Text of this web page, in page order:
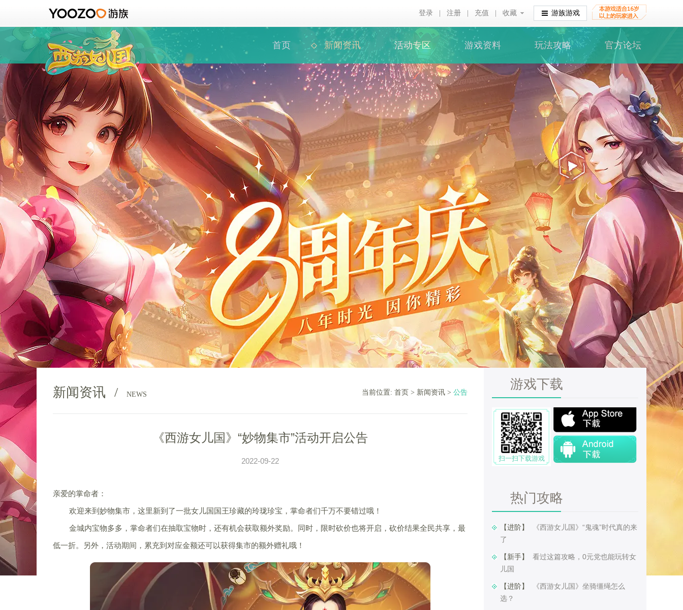
登录 注册 充值 收藏
收藏 游族游戏
首页 新闻资讯 活动专区 游戏资料 玩法攻略 官方论坛
新闻资讯 / NEWS 当前位置: 首页 > 新闻资讯 > 公告
《西游女儿国》“妙物集市”活动开启公告
2022-09-22
亲爱的掌命者：
欢迎来到妙物集市，这里新到了一批女儿国国王珍藏的玲珑珍宝，掌命者们千万不要错过哦！
金城内宝物多多，掌命者们在抽取宝物时，还有机会获取额外奖励。同时，限时砍价也将开启，砍价结果全民共享，最
低一折。另外，活动期间，累充到对应金额还可以获得集市的额外赠礼哦！
游戏下载
扫一扫下载游戏
热门攻略
【进阶】 ​
《西游女儿国》“鬼魂”时代真的来
了
【新手】 ​ 看过这篇攻略，0元党也能玩转女
儿国
【进阶】 ​
《西游女儿国》坐骑缰绳怎么
选？